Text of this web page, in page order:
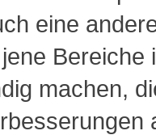
eine
Bereiche
machen,